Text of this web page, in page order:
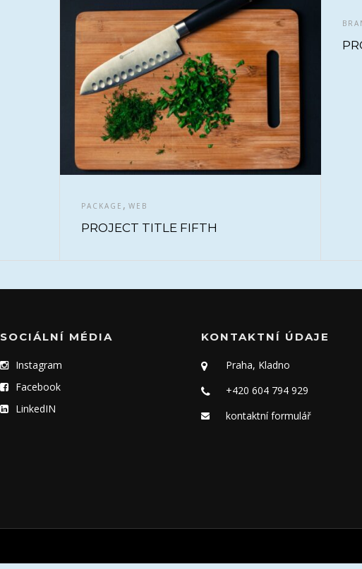
PACKAGE , WEB
PROJECT TITLE FIFTH
SOCIÁLNÍ MÉDIA
Instagram
Facebook
LinkedIN
KONTAKTNÍ ÚDAJE
Praha, Kladno
+420 604 794 929
kontaktní formulář